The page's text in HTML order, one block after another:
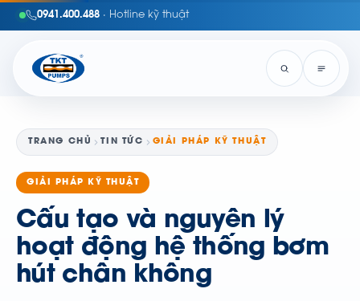
0941.400.488 · Hotline kỹ thuật
TRANG CHỦ TIN TỨC GIẢI PHÁP KỸ THUẬT
GIẢI PHÁP KỸ THUẬT
Cấu tạo và nguyên lý
hoạt động hệ thống bơm
hút chân không